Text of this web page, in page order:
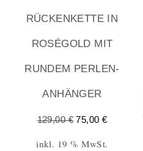
RÜCKENKETTE IN
ROSÉGOLD MIT
RUNDEM PERLEN-
ANHÄNGER
129,00€ 75,00 €
inkl. 19 % MwSt.